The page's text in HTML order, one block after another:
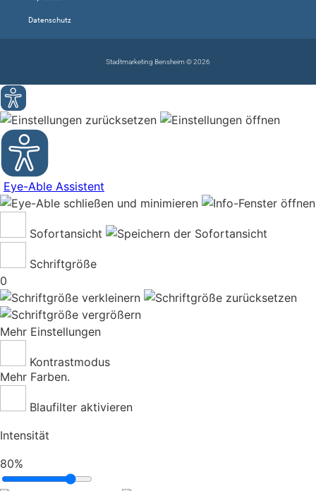
Datenschutz
Stadtmarketing Bensheim © 2026
Suche Kategorien